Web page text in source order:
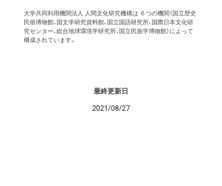
大学共同利用機関法人 人間文化研究機構は ６つの機関（国立歴史
民俗博物館、国文学研究資料館、国立国語研究所、国際日本文化研
究センター、総合地球環境学研究所、国立民族学博物館）によって
構成されています。
最終更新日
2021/08/27